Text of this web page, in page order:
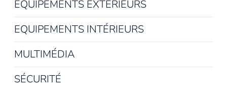
EQUIPEMENTS EXTÉRIEURS
EQUIPEMENTS INTÉRIEURS
MULTIMÉDIA
SÉCURITÉ